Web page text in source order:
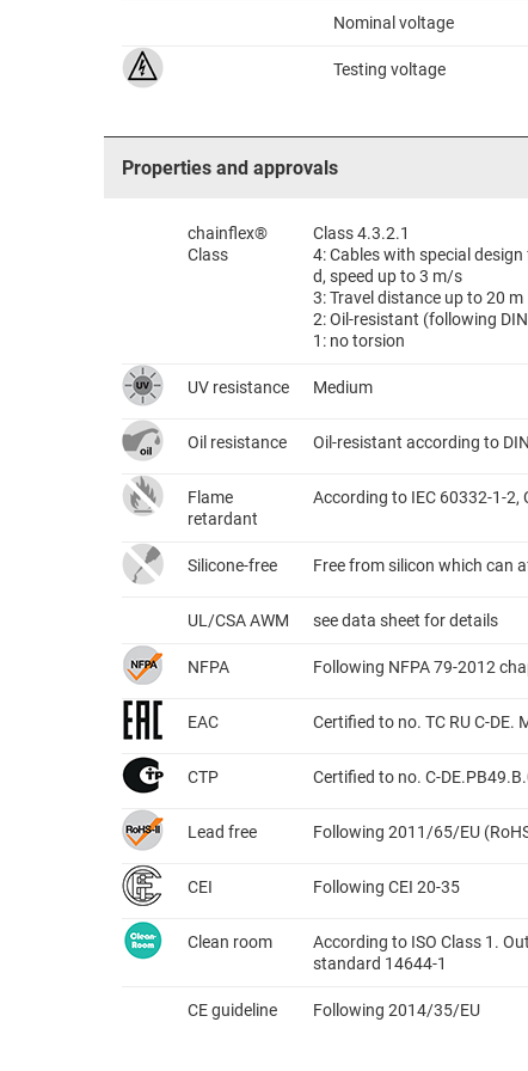
Nominal voltage
Testing voltage
Properties and approvals
chainflex®
Class
Class 4.3.2.1
4: Cables with special
d, speed up to 3 m/s
3: Travel distance up to 20 m
2: Oil-resistant (following
1: no torsion
UV resistance Medium
Oil resistance Oil-resistant according to
Flame
retardant
According to IEC 60332-1-2,
Silicone-free Free from silicon which can
UL/CSA AWM see data sheet for details
NFPA Following NFPA 79-2012
EAC Certified to no. TC RU C-DE.
CTP Certified to no. C-
Lead free Following 2011/65/EU
CEI Following CEI 20-35
Clean room
According to ISO Class 1.
standard 14644-1
CE guideline Following 2014/35/EU